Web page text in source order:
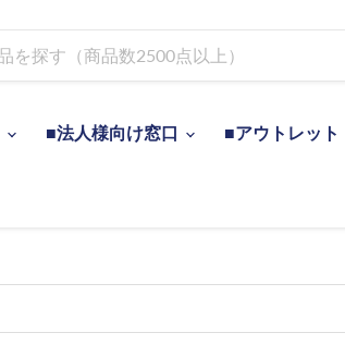
■法人様向け窓口 ■アウトレット